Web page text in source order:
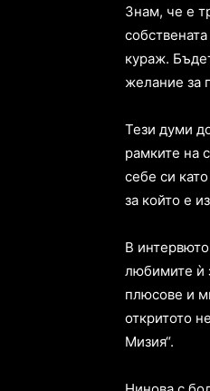
Знам, че е
кураж.
желание за
Тези думи
рамките на
себе си
за който е
В
любимите ѝ
плюсове и
откритото
Мизия“.